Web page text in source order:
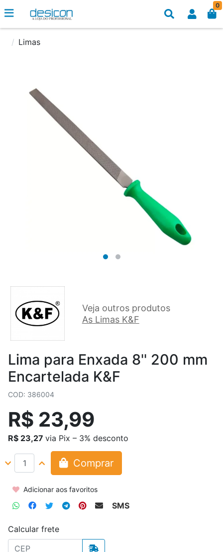
0
Limas
Veja outros produtos
As Limas K&F
Lima para Enxada 8'' 200 mm
Encartelada K&F
COD: 386004
R$ 23,99
R$ 23,27 via Pix – 3% desconto
Comprar
Adicionar aos favoritos
SMS
Calcular frete